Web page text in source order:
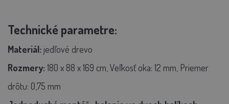
Technické parametre:
Materiál: jedľové drevo
Rozmery: 180 x 88 x 169 cm, Veľkosť oka: 12 mm, Priemer
drôtu: 0,75 mm